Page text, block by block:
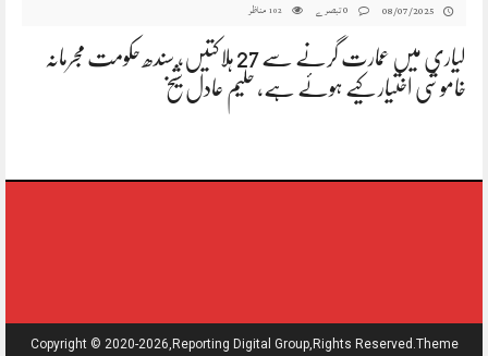
08/07/2025
102 مناظر
لیاری میں عمارت گرنے سے 27 ہلاکتیں، سندھ حکومت مجرمانہ
خاموشی اختیار کیے ہوئے ہے، حلیم عادل شیخ
Copyright © 2020-2026,reporting Digital Group,rights Reserved.Theme